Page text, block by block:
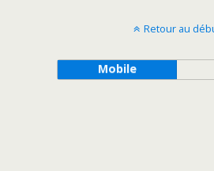
Retour au
Mobile